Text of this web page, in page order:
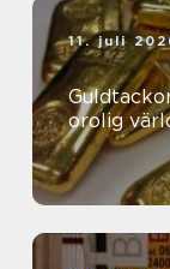
11. juli
orolig